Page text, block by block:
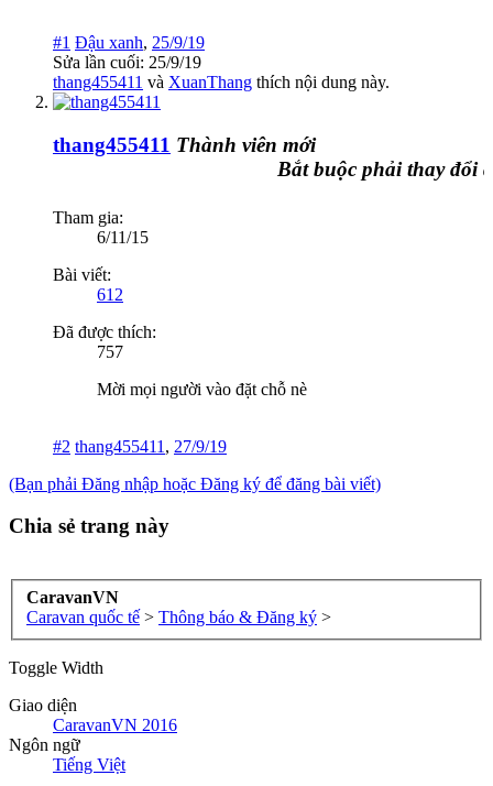
#1 Đậu xanh, 25/9/19
Sửa lần cuối: 25/9/19
thang455411 và XuanThang thích nội dung này.
thang455411 Thành viên mới
Bắt buộc phải thay đổi
Tham gia:
6/11/15
Bài viết:
612
Đã được thích:
757
Mời mọi người vào đặt chỗ nè
#2 thang455411 , 27/9/19
(Bạn phải Đăng nhập hoặc Đăng ký để đăng bài viết)
Chia sẻ trang này
CaravanVN
Caravan quốc tế > Thông báo & Đăng ký >
Toggle Width
Giao diện
CaravanVN 2016
Ngôn ngữ
Tiếng Việt